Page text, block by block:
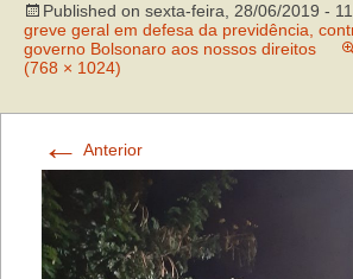
Published on sexta-feira, 28/06/2019 -
greve geral em defesa da previdência,
governo Bolsonaro aos nossos direitos
(768 × 1024)
← Anterior